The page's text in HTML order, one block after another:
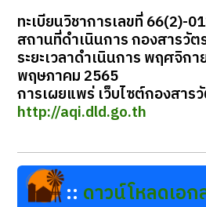
ทะเบียนวิชาการเลขที่ 66(2)-
สถานที่ดำเนินการ กองสารวั
ระยะเวลาดำเนินการ พฤศจิก
พฤษภาคม 2565
การเผยแพร่ เว็บไซต์กองสาร
http://aqi.dld.go.th
:: ดาวน์โหลดเอก